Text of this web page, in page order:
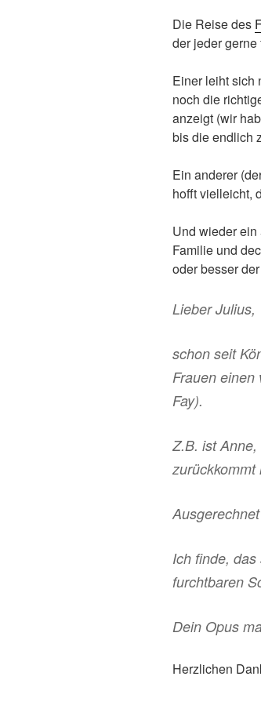
Die Reise des
der jeder
Einer leiht sich
noch die
anzeigt (wir
bis die endlich
Ein anderer
hofft vielleicht,
Und wieder
Familie und
oder besser
Lieber Julius,
schon seit
Frauen einen
Fay).
Z.B. ist
zurückkommt
Ich finde,
furchtbaren
Dein Opus
Herzlichen